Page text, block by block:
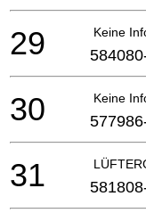
Keine
29
Keine
30
31